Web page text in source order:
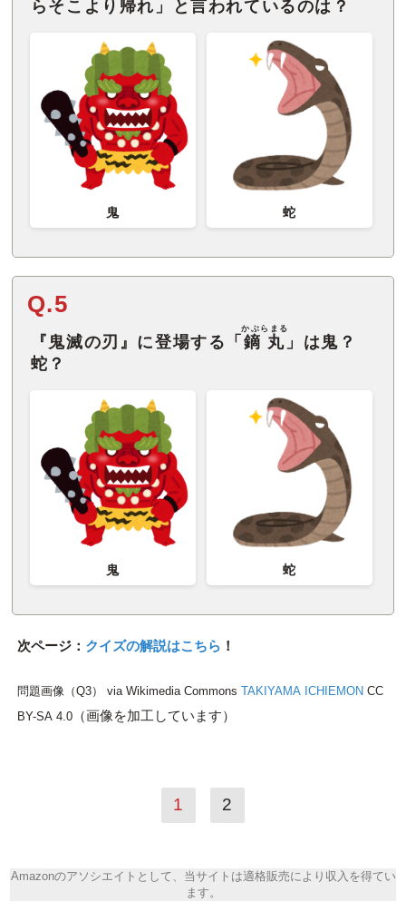
らそこより帰れ」と言われているのは？
鬼 蛇
Q.5
『鬼滅の刃』に登場する「 鏑丸
かぶらまる
」は鬼？
蛇？
鬼 蛇
次ページ： クイズの解説はこちら ！
問題画像（Q3） via Wikimedia Commons TAKIYAMA ICHIEMON CC
BY-SA 4.0（画像を加工しています）
1 2
Amazonのアソシエイトとして、当サイトは適格販売により収入を得てい
ます。